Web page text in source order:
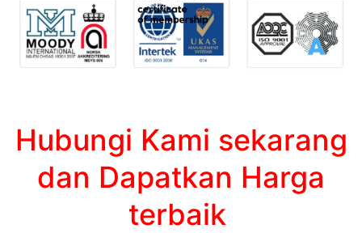
Hubungi Kami sekarang
dan Dapatkan Harga
terbaik